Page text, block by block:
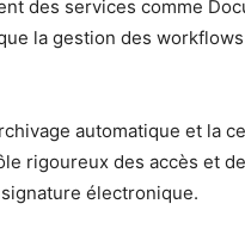
des services comme
la gestion des workflows
automatique et la
rigoureux des accès et
électronique.